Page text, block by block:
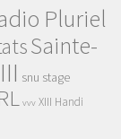
Pluriel
Sainte-
snu stage
vvv XIII Handi